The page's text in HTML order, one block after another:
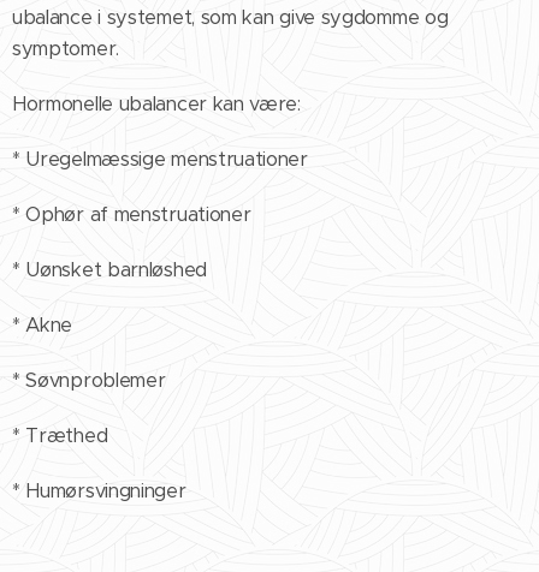
ubalance i systemet, som kan give sygdomme og
symptomer.
Hormonelle ubalancer kan være:
* Uregelmæssige menstruationer
* Ophør af menstruationer
* Uønsket barnløshed
* Akne
* Søvnproblemer
* Træthed
* Humørsvingninger